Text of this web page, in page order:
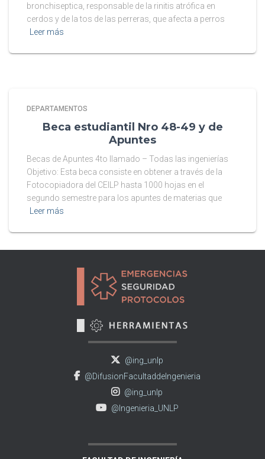
bronchiseptica, responsable de la rinitis atrófica en
cerdos y de la tos de las perreras, que afecta a perros
Leer más
DEPARTAMENTOS
Beca estudiantil Nro 48-49 y de
Apuntes
Becas de Apuntes 4to llamado – Todas las ingenierías
Objetivo: Esta beca consiste en obtener a través de la
Fotocopiadora del CEILP hasta 1000 hojas en el
segundo semestre para los apuntes de materias que
Leer más
@ing_unlp
@DifusionFacultaddeIngenieria
@ing_unlp
@Ingenieria_UNLP